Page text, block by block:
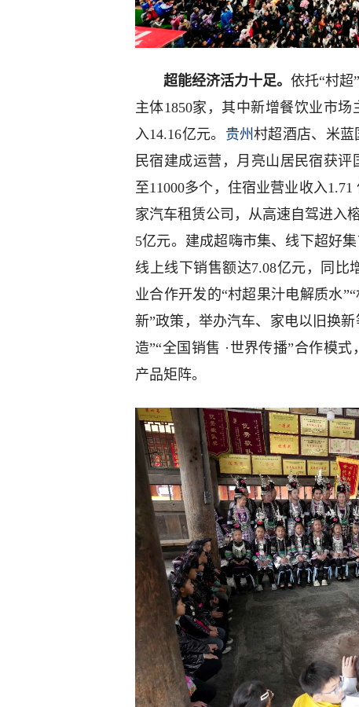
超能经济活力十足。依托“村超
主体1850家，其中新增餐饮业市
入14.16亿元。 贵州村超酒店、米蓝
民宿建成运营，月亮山居民宿获
至11000多个，住宿业营业收入
家汽车租赁公司，从高速自驾进入
5亿元。建成超嗨市集、线下超好
线上线下销售额达7.08亿元，同比
业合作开发的“村超果汁电解质水
新”政策，举办汽车、家电以旧换
造”“全国销售 ·世界传播”合作模
产品矩阵。